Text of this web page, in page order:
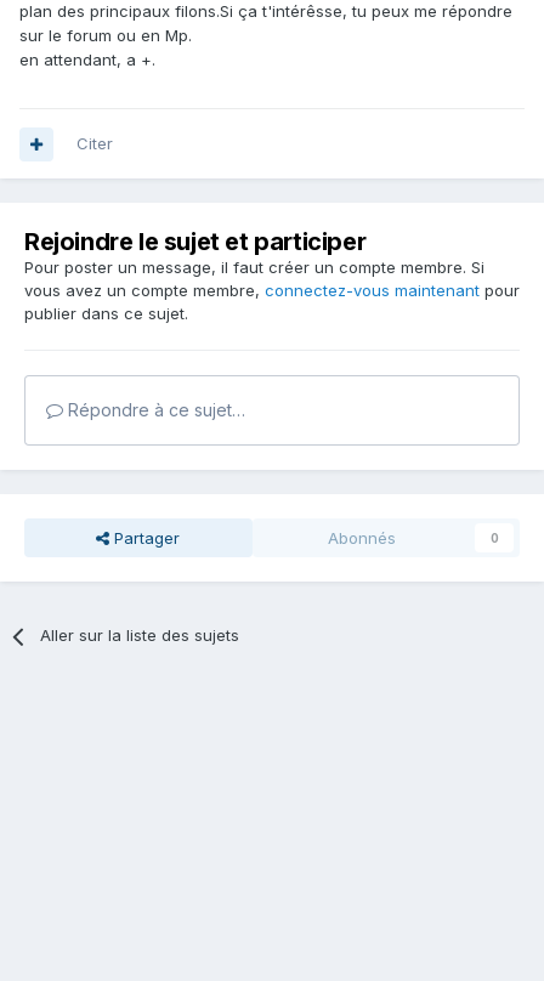
plan des principaux filons.Si ça t'intérêsse, tu peux me répondre
sur le forum ou en Mp.
en attendant, a +.
Citer
Rejoindre le sujet et participer
Pour poster un message, il faut créer un compte membre. Si
vous avez un compte membre, connectez-vous maintenant pour
publier dans ce sujet.
Répondre à ce sujet…
Partager Abonnés 0
Aller sur la liste des sujets